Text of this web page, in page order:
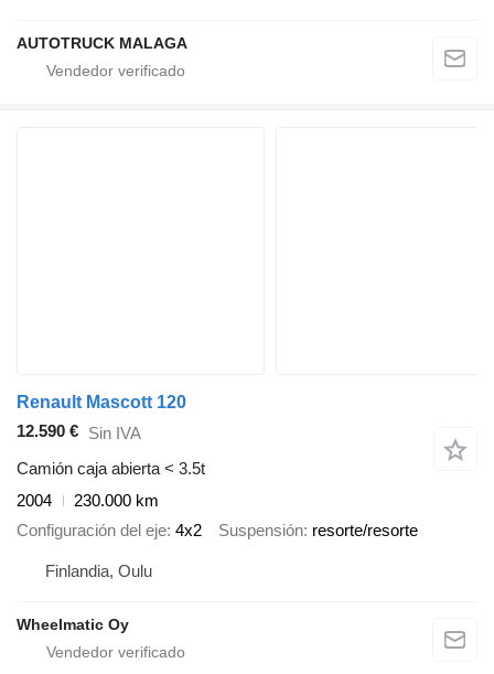
AUTOTRUCK MALAGA
Renault Mascott 120
12.590 € Sin IVA
Camión caja abierta < 3.5t
2004
230.000 km
Configuración del eje 4x2 Suspensión resorte/resorte
Finlandia, Oulu
Wheelmatic Oy